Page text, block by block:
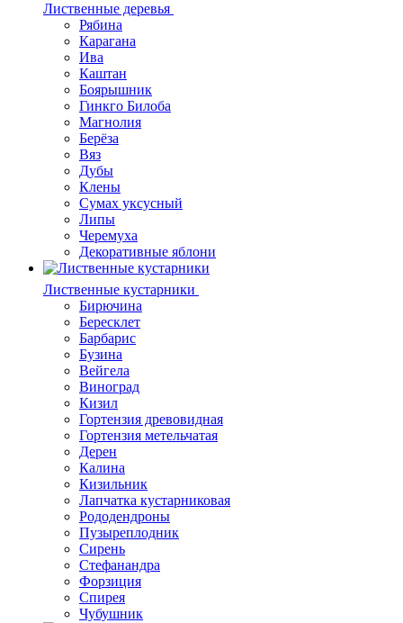
Лиственные деревья
Рябина
Карагана
Ива
Каштан
Боярышник
Гинкго Билоба
Магнолия
Берёза
Вяз
Дубы
Клены
Сумах уксусный
Липы
Черемуха
Декоративные яблони
Лиственные кустарники
Бирючина
Бересклет
Барбарис
Бузина
Вейгела
Виноград
Кизил
Гортензия древовидная
Гортензия метельчатая
Дерен
Калина
Кизильник
Лапчатка кустарниковая
Рододендроны
Пузыреплодник
Сирень
Стефанандра
Форзиция
Спирея
Чубушник